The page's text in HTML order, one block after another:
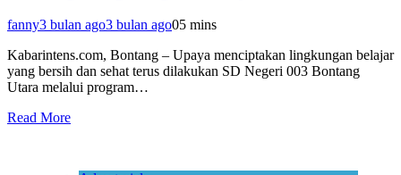
fanny3 bulan ago3 bulan ago05 mins
Kabarintens.com, Bontang – Upaya menciptakan lingkungan belajar
yang bersih dan sehat terus dilakukan SD Negeri 003 Bontang
Utara melalui program…
Read More